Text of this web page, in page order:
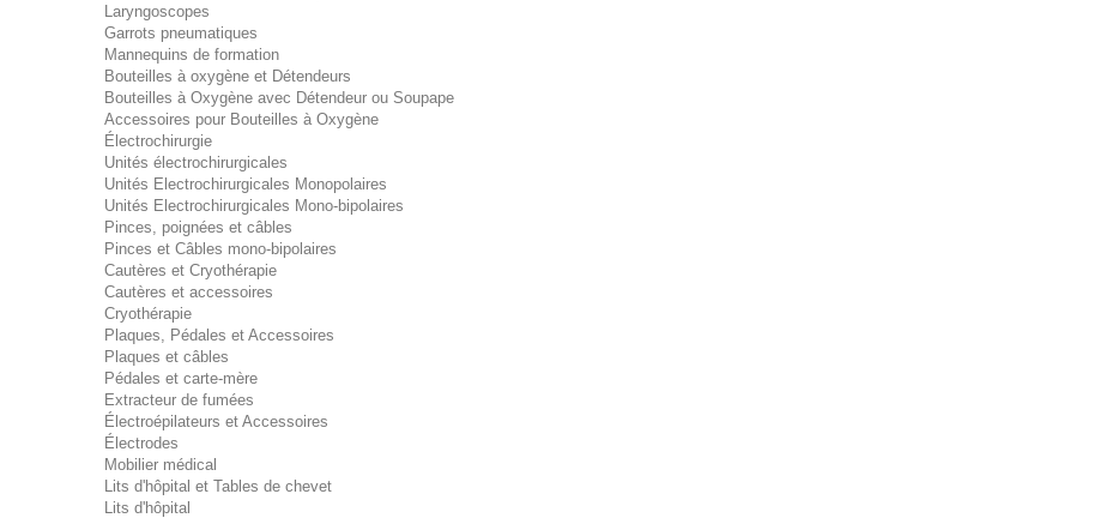
Laryngoscopes
Garrots pneumatiques
Mannequins de formation
Bouteilles à oxygène et Détendeurs
Bouteilles à Oxygène avec Détendeur ou Soupape
Accessoires pour Bouteilles à Oxygène
Électrochirurgie
Unités électrochirurgicales
Unités Electrochirurgicales Monopolaires
Unités Electrochirurgicales Mono-bipolaires
Pinces, poignées et câbles
Pinces et Câbles mono-bipolaires
Cautères et Cryothérapie
Cautères et accessoires
Cryothérapie
Plaques, Pédales et Accessoires
Plaques et câbles
Pédales et carte-mère
Extracteur de fumées
Électroépilateurs et Accessoires
Électrodes
Mobilier médical
Lits d'hôpital et Tables de chevet
Lits d'hôpital